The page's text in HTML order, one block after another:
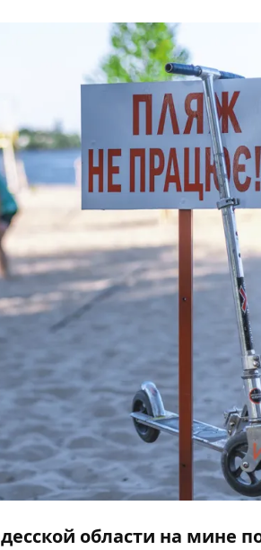
области на мине